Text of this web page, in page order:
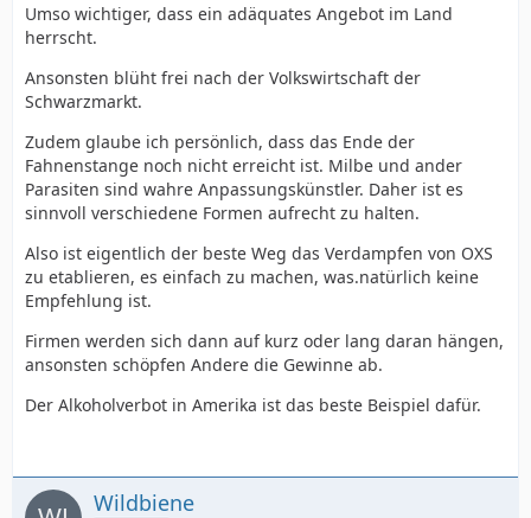
Umso wichtiger, dass ein adäquates Angebot im Land
herrscht.
Ansonsten blüht frei nach der Volkswirtschaft der
Schwarzmarkt.
Zudem glaube ich persönlich, dass das Ende der
Fahnenstange noch nicht erreicht ist. Milbe und ander
Parasiten sind wahre Anpassungskünstler. Daher ist es
sinnvoll verschiedene Formen aufrecht zu halten.
Also ist eigentlich der beste Weg das Verdampfen von OXS
zu etablieren, es einfach zu machen, was.natürlich keine
Empfehlung ist.
Firmen werden sich dann auf kurz oder lang daran hängen,
ansonsten schöpfen Andere die Gewinne ab.
Der Alkoholverbot in Amerika ist das beste Beispiel dafür.
Wildbiene